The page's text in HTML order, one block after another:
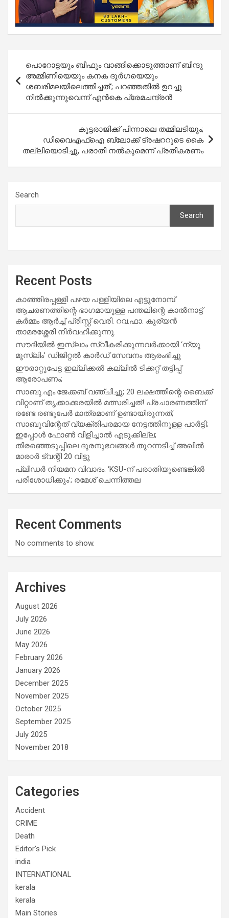
navigation
പൊറോട്ടയും ബീഫും വാങ്ങിക്കൊടുത്താണ് ബിന്ദു
അമ്മിണിയെയും കനക ദുര്‍ഗയെയും
ശബരിമലയിലെത്തിച്ചത്’; പറഞ്ഞതിൽ ഉറച്ചു
നിൽക്കുന്നുവെന്ന് എൻകെ പ്രേമചന്ദ്രൻ
കൂട്ടരാജിക്ക് പിന്നാലെ തമ്മിലടിയും;
ഡിവൈഎഫ്ഐ ബ്ലോക്ക് ട്രഷററുടെ കൈ
തല്ലിയൊടിച്ചു, പരാതി നൽകുമെന്ന് പ്രതികരണം
Search
Search
Recent Posts
കാഞ്ഞിരപ്പള്ളി പഴയ പള്ളിയിലെ എട്ടുനോമ്പ്
ആചരണത്തിന്റെ ഭാഗമായുള്ള പന്തലിന്റെ കാൽനാട്ട്
കർമ്മം ആർച്ച് പ്രീസ്റ്റ് വെരി. റവ.ഫാ. കുര്യൻ
താമരശ്ശേരി നിർവഹിക്കുന്നു.
സൗദിയില്‍ ഇസ്‌ലാം സ്വീകരിക്കുന്നവര്‍ക്കായി ‘ന്യൂ
മുസ്ലിം’ ഡിജിറ്റല്‍ കാര്‍ഡ് സേവനം ആരംഭിച്ചു
ഈരാറ്റുപേട്ട ഇല്ലിക്കൽ കല്ലിൽ ടിക്കറ്റ് തട്ടിപ്പ്
ആരോപണം;
സാബു.എം.ജേക്കബ് വഞ്ചിച്ചു; 20 ലക്ഷത്തിന്റെ ബൈക്ക്
വിറ്റാണ് തൃക്കാക്കരയില്‍ മത്സരിച്ചത്! പ്രചാരണത്തിന്
രണ്ടേ രണ്ടുപേര്‍ മാത്രമാണ് ഉണ്ടായിരുന്നത്;
സാബുവിന്റേത് വ്യക്തിപരമായ നേട്ടത്തിനുള്ള പാര്‍ട്ടി;
ഇപ്പോള്‍ ഫോണ്‍ വിളിച്ചാല്‍ എടുക്കില്ല;
തിരഞ്ഞെടുപ്പിലെ ദുരനുഭവങ്ങള്‍ തുറന്നടിച്ച് അഖില്‍
മാരാര്‍ ട്വന്റി 20 വിട്ടു
പ്ലീഡർ നിയമന വിവാദം: ‘KSU-ന് പരാതിയുണ്ടെങ്കിൽ
പരിശോധിക്കും’; രമേശ് ചെന്നിത്തല
Recent Comments
No comments to show.
Archives
August 2026
July 2026
June 2026
May 2026
February 2026
January 2026
December 2025
November 2025
October 2025
September 2025
July 2025
November 2018
Categories
Accident
CRIME
Death
Editor's Pick
india
INTERNATIONAL
kerala
kerala
Main Stories